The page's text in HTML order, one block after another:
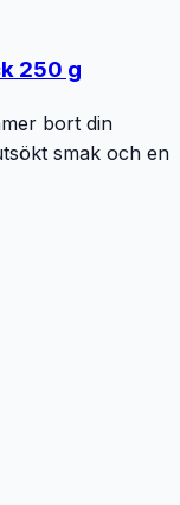
250 g
bort din
smak och en